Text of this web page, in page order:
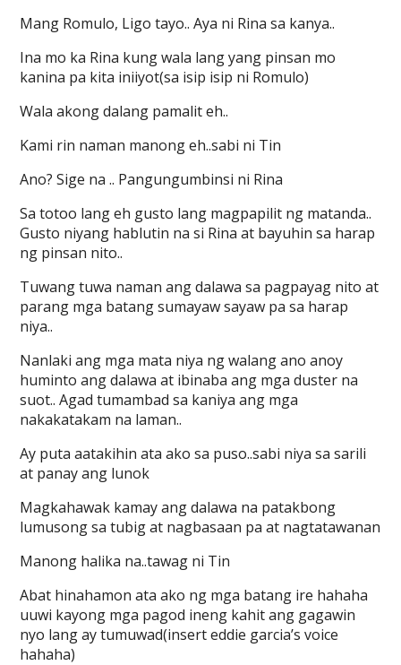
Mang Romulo, Ligo tayo.. Aya ni Rina sa kanya..
Ina mo ka Rina kung wala lang yang pinsan mo
kanina pa kita iniiyot(sa isip isip ni Romulo)
Wala akong dalang pamalit eh..
Kami rin naman manong eh..sabi ni Tin
Ano? Sige na .. Pangungumbinsi ni Rina
Sa totoo lang eh gusto lang magpapilit ng matanda..
Gusto niyang hablutin na si Rina at bayuhin sa harap
ng pinsan nito..
Tuwang tuwa naman ang dalawa sa pagpayag nito at
parang mga batang sumayaw sayaw pa sa harap
niya..
Nanlaki ang mga mata niya ng walang ano anoy
huminto ang dalawa at ibinaba ang mga duster na
suot.. Agad tumambad sa kaniya ang mga
nakakatakam na laman..
Ay puta aatakihin ata ako sa puso..sabi niya sa sarili
at panay ang lunok
Magkahawak kamay ang dalawa na patakbong
lumusong sa tubig at nagbasaan pa at nagtatawanan
Manong halika na..tawag ni Tin
Abat hinahamon ata ako ng mga batang ire hahaha
uuwi kayong mga pagod ineng kahit ang gagawin
nyo lang ay tumuwad(insert eddie garcia’s voice
hahaha)